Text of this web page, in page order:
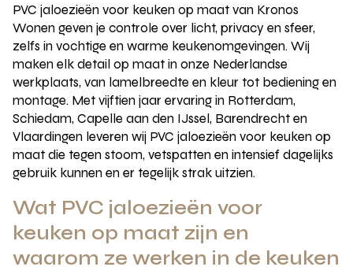
PVC jaloezieën voor keuken op maat van Kronos
Wonen geven je controle over licht, privacy en sfeer,
zelfs in vochtige en warme keukenomgevingen. Wij
maken elk detail op maat in onze Nederlandse
werkplaats, van lamelbreedte en kleur tot bediening en
montage. Met vijftien jaar ervaring in Rotterdam,
Schiedam, Capelle aan den IJssel, Barendrecht en
Vlaardingen leveren wij PVC jaloezieën voor keuken op
maat die tegen stoom, vetspatten en intensief dagelijks
gebruik kunnen en er tegelijk strak uitzien.
Wat PVC jaloezieën voor
keuken op maat zijn en
waarom ze werken in de keuken